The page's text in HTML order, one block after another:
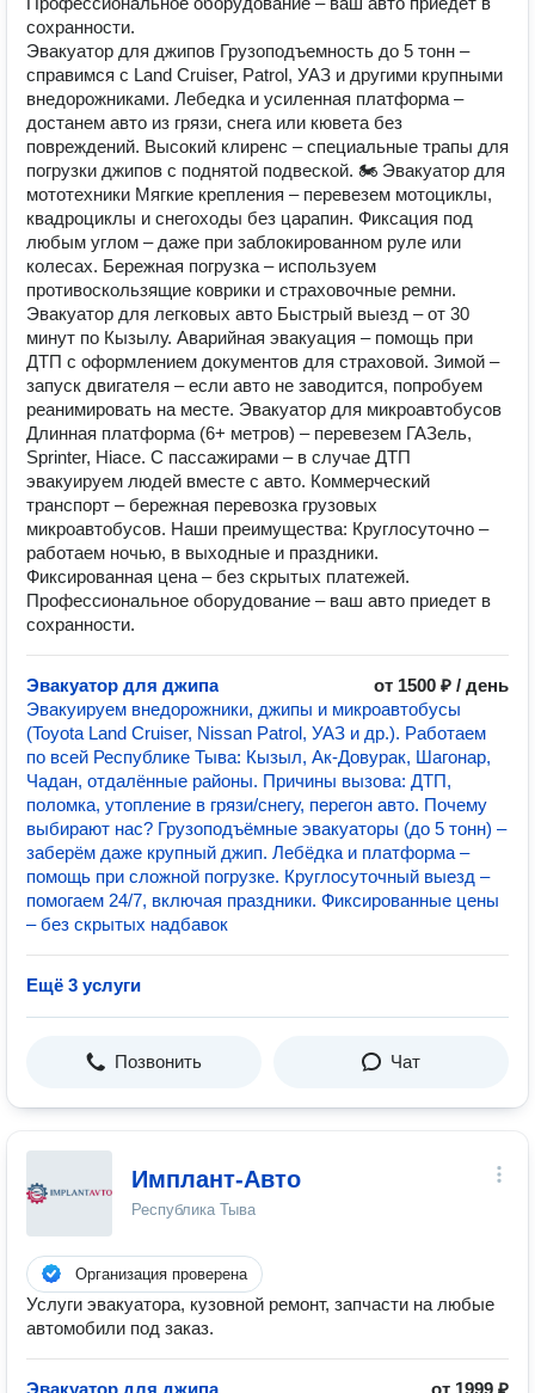
сохранности.
Эвакуатор для джипов Грузоподъемность до 5 тонн –
справимся с Land Cruiser, Patrol, УАЗ и другими крупными
внедорожниками. Лебедка и усиленная платформа –
достанем авто из грязи, снега или кювета без
повреждений. Высокий клиренс – специальные трапы для
погрузки джипов с поднятой подвеской. 🏍 Эвакуатор для
мототехники Мягкие крепления – перевезем мотоциклы,
квадроциклы и снегоходы без царапин. Фиксация под
любым углом – даже при заблокированном руле или
колесах. Бережная погрузка – используем
противоскользящие коврики и страховочные ремни.
Эвакуатор для легковых авто Быстрый выезд – от 30
минут по Кызылу. Аварийная эвакуация – помощь при
ДТП с оформлением документов для страховой. Зимой –
запуск двигателя – если авто не заводится, попробуем
реанимировать на месте. Эвакуатор для микроавтобусов
Длинная платформа (6+ метров) – перевезем ГАЗель,
Sprinter, Hiace. С пассажирами – в случае ДТП
эвакуируем людей вместе с авто. Коммерческий
транспорт – бережная перевозка грузовых
микроавтобусов. Наши преимущества: Круглосуточно –
работаем ночью, в выходные и праздники.
Фиксированная цена – без скрытых платежей.
Профессиональное оборудование – ваш авто приедет в
сохранности.
Эвакуатор для джипа
от 1500 ₽ / день
Эвакуируем внедорожники, джипы и микроавтобусы
(Toyota Land Cruiser, Nissan Patrol, УАЗ и др.). Работаем
по всей Республике Тыва: Кызыл, Ак-Довурак, Шагонар,
Чадан, отдалённые районы. Причины вызова: ДТП,
поломка, утопление в грязи/снегу, перегон авто. Почему
выбирают нас? Грузоподъёмные эвакуаторы (до 5 тонн) –
заберём даже крупный джип. Лебёдка и платформа –
помощь при сложной погрузке. Круглосуточный выезд –
помогаем 24/7, включая праздники. Фиксированные цены
– без скрытых надбавок
Ещё 3 услуги
Позвонить Чат
Имплант-Авто
Республика Тыва
Организация проверена
Услуги эвакуатора, кузовной ремонт, запчасти на любые
автомобили под заказ.
Эвакуатор для джипа от 1999 ₽